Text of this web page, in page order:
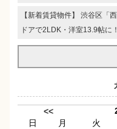
【新着賃貸物件】 渋谷区「
ドアで2LDK・洋室13.9帖
<<
日
月 火